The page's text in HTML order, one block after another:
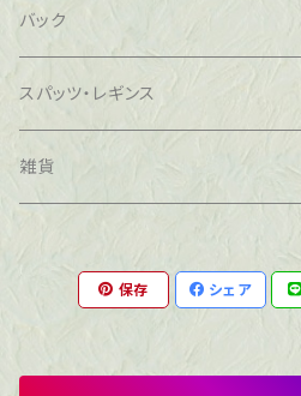
ヨモギ
アイマスク
マスク
鞄
柿渋染め
ベンガラ染め
オーガニックコットン
草木染
アームウォーマー
ウール
オリジナルイラスト
絞り
オーガニックレモン
イチゴ
香料、着色料、保存料、無添加
ネル生地
布ナプキン
ベビーグッズ
バック
スパッツ・レギンス
絹
雑貨
保存 シェア